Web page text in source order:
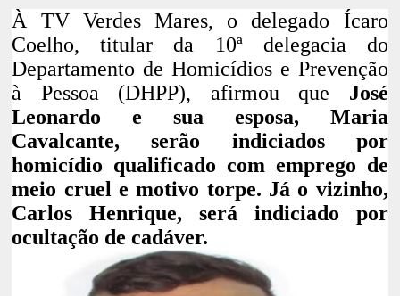
À TV Verdes Mares, o delegado Ícaro
Coelho, titular da 10ª delegacia do
Departamento de Homicídios e Prevenção
à Pessoa (DHPP), afirmou que José
Leonardo e sua esposa, Maria
Cavalcante, serão indiciados por
homicídio qualificado com emprego de
meio cruel e motivo torpe. Já o vizinho,
Carlos Henrique, será indiciado por
ocultação de cadáver.